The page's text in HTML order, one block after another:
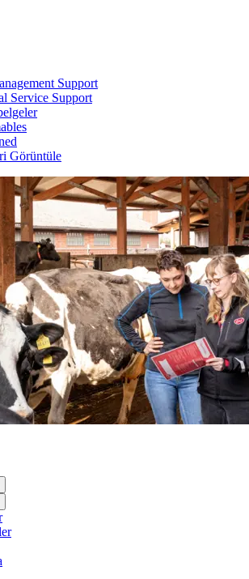
Support
Service Support
Görüntüle